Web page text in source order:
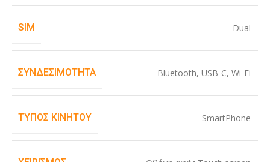
SIM Dual
ΣΥΝΔΕΣΙΜΌΤΗΤΑ Bluetooth, USB-C, Wi-Fi
ΤΎΠΟΣ ΚΙΝΗΤΟΎ SmartPhone